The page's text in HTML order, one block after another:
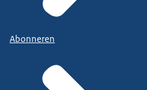
Abonneren